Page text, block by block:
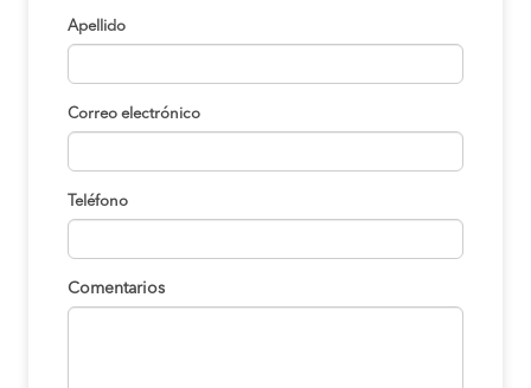
Apellido
Correo electrónico
Teléfono
Comentarios